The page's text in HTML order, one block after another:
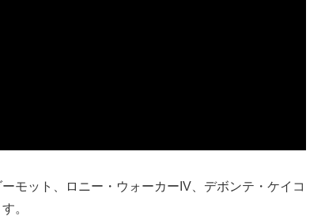
モット、ロニー・ウォーカーIV、デボンテ・ケイコ
。